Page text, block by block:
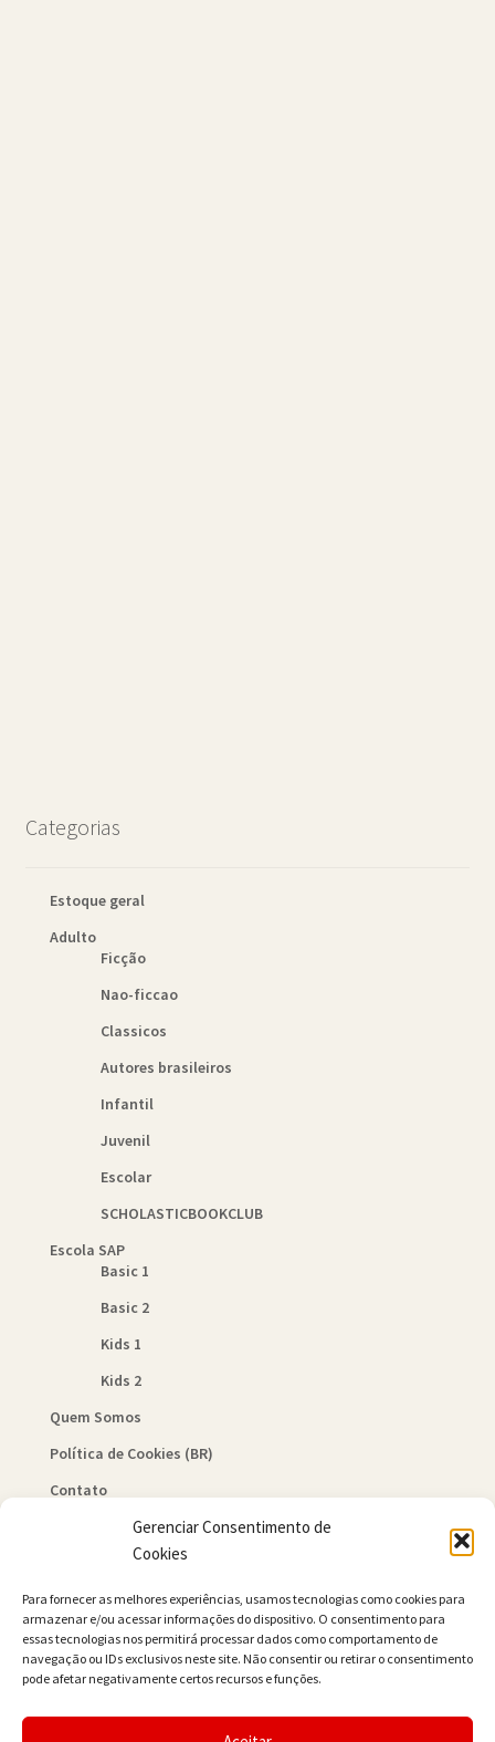
Gerenciar Consentimento de
Cookies
Para fornecer as melhores experiências, usamos tecnologias como cookies para
armazenar e/ou acessar informações do dispositivo. O consentimento para
essas tecnologias nos permitirá processar dados como comportamento de
navegação ou IDs exclusivos neste site. Não consentir ou retirar o consentimento
pode afetar negativamente certos recursos e funções.
Categorias
Estoque geral
Adulto
Ficção
Nao-ficcao
Classicos
Autores brasileiros
Infantil
Juvenil
Escolar
SCHOLASTICBOOKCLUB
Escola SAP
Basic 1
Basic 2
Kids 1
Kids 2
Quem Somos
Política de Cookies (BR)
Contato
© JAMER Books 2026
Built with WooCommerce.